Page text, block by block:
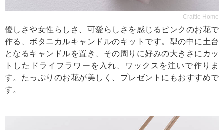
Craftie Home
優しさや女性らしさ、可愛らしさを感じるピンクのお花で
作る、ボタニカルキャンドルのキットです。型の中に土台
となるキャンドルを置き、その周りに好みの大きさにカッ
トしたドライフラワーを入れ、ワックスを注いで作りま
す。たっぷりのお花が美しく、プレゼントにもおすすめで
す。